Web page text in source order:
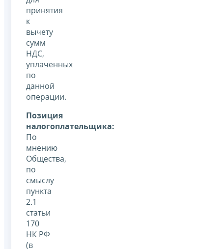
принятия
к
вычету
сумм
НДС,
уплаченных
по
данной
операции.
Позиция
налогоплательщика:
По
мнению
Общества,
по
смыслу
пункта
2.1
статьи
170
НК РФ
(в